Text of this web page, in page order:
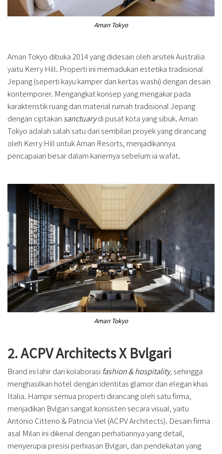
Aman Tokyo
Aman Tokyo dibuka 2014 yang didesain oleh arsitek Australia
yaitu Kerry Hill. Properti ini memadukan estetika tradisional
Jepang (seperti kayu kamper dan kertas washi) dengan desain
kontemporer. Mengangkat konsep yang mengakar pada
karakteristik ruang dan material rumah tradisional Jepang
dengan ciptakan sanctuarydi pusat kota yang sibuk. Aman
Tokyo adalah salah satu dari sembilan proyek yang dirancang
oleh Kerry Hill untuk Aman Resorts, menjadikannya
pencapaian besar dalam kariernya sebelum ia wafat.
Aman Tokyo
2. ACPV Architects X Bvlgari
Brand ini lahir dari kolaborasi fashion & hospitality, sehingga
menghasilkan hotel dengan identitas glamor dan elegan khas
Italia. Hampir semua properti dirancang oleh satu firma,
menjadikan Bvlgari sangat konsisten secara visual, yaitu
Antonio Citterio & Patricia Viel (ACPV Architects). Desain firma
asal Milan ini dikenal dengan perhatiannya yang detail,
menyerupai presisi perhiasan Bvlgari, dan pendekatan yang